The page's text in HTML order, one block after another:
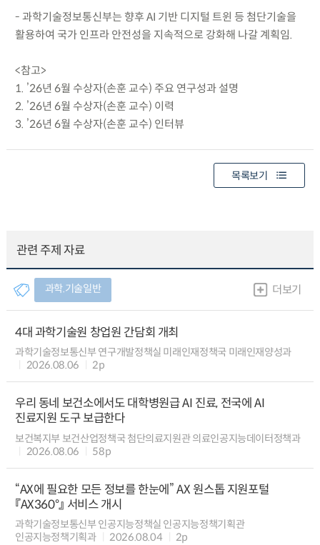
- 과학기술정보통신부는 향후 AI 기반 디지털 트윈 등 첨단기술을
활용하여 국가 인프라 안전성을 지속적으로 강화해 나갈 계획임.
<참고>
1. ’26년 6월 수상자(손훈 교수) 주요 연구성과 설명
2. ’26년 6월 수상자(손훈 교수) 이력
3. ’26년 6월 수상자(손훈 교수) 인터뷰
목록보기
관련 주제 자료
과학.기술일반 더보기
4대 과학기술원 창업원 간담회 개최
과학기술정보통신부 연구개발정책실 미래인재정책국 미래인재양성과
2026.08.06
2p
우리 동네 보건소에서도 대학병원급 AI 진료, 전국에 AI
진료지원 도구 보급한다
보건복지부 보건산업정책국 첨단의료지원관 의료인공지능데이터정책과
2026.08.06
58p
“AX에 필요한 모든 정보를 한눈에” AX 원스톱 지원포털
『AX360°』 서비스 개시
과학기술정보통신부 인공지능정책실 인공지능정책기획관
인공지능정책기획과
2026.08.04 2p